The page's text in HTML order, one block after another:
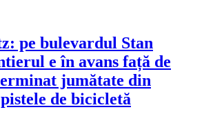
pe bulevardul Stan
e în avans față de
jumătate din
de bicicletă